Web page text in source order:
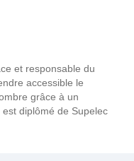
et responsable du
accessible le
grâce à un
diplômé de Supelec